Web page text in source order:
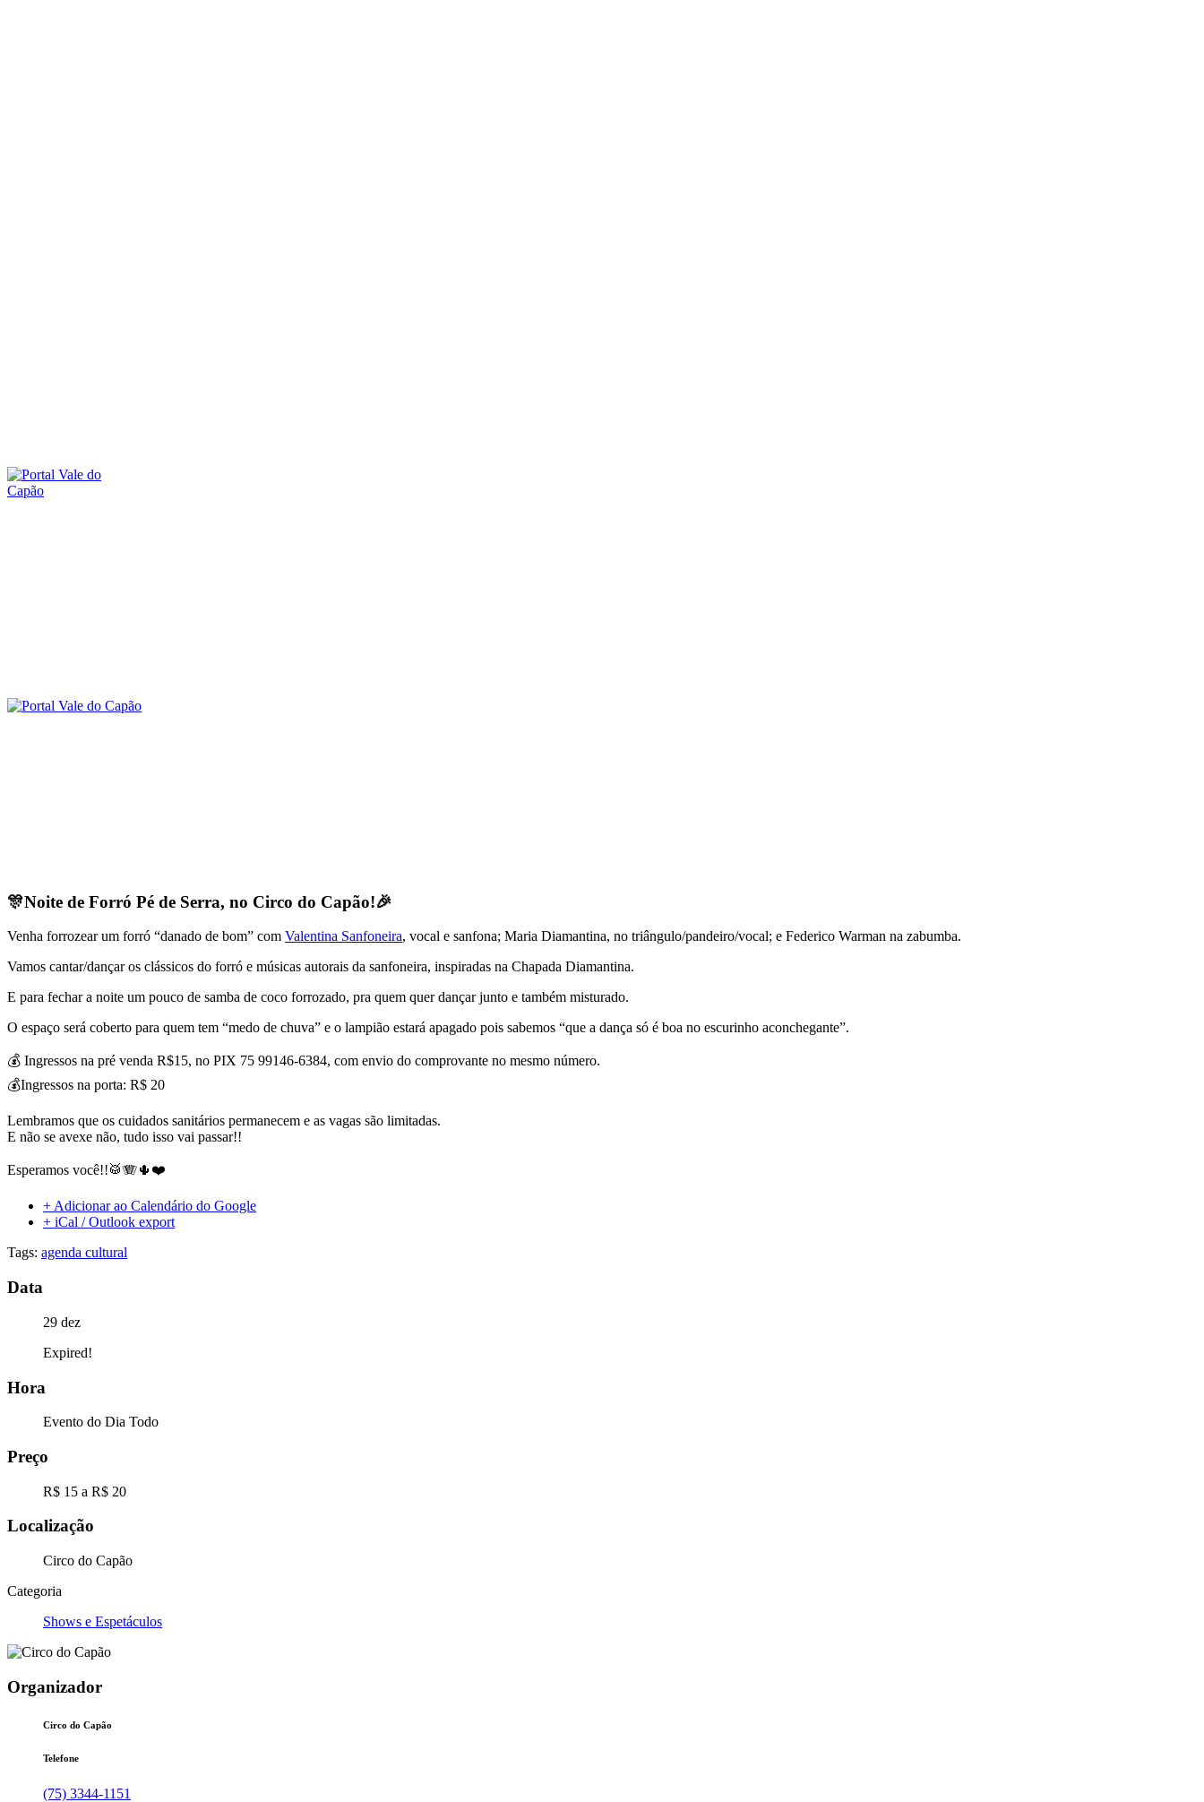
🎊Noite de Forró Pé de Serra, no Circo do Capão!🎉
Venha forrozear um forró “danado de bom” com Valentina Sanfoneira, vocal e sanfona; Maria Diamantina, no triângulo/pandeiro/vocal; e Federico Warman na zabumba.
Vamos cantar/dançar os clássicos do forró e músicas autorais da sanfoneira, inspiradas na Chapada Diamantina.
E para fechar a noite um pouco de samba de coco forrozado, pra quem quer dançar junto e também misturado.
O espaço será coberto para quem tem “medo de chuva” e o lampião estará apagado pois sabemos “que a dança só é boa no escurinho aconchegante”.
💰 Ingressos na pré venda R$15, no PIX 75 99146-6384, com envio do comprovante no mesmo número.
💰Ingressos na porta: R$ 20
Lembramos que os cuidados sanitários permanecem e as vagas são limitadas.
E não se avexe não, tudo isso vai passar!!
Esperamos você!!🥁🪗🌵❤️
+ Adicionar ao Calendário do Google
+ iCal / Outlook export
Tags: agenda cultural
Data
29 dez
Expired!
Hora
Evento do Dia Todo
Preço
R$ 15 a R$ 20
Localização
Circo do Capão
Categoria
Shows e Espetáculos
Organizador
Circo do Capão
Telefone
(75) 3344-1151